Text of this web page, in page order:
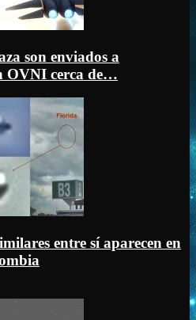
son enviados a
OVNI cerca de…
entre sí aparecen en